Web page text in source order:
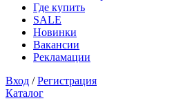
Где купить
SALE
Новинки
Вакансии
Рекламации
Вход /Регистрация
Каталог